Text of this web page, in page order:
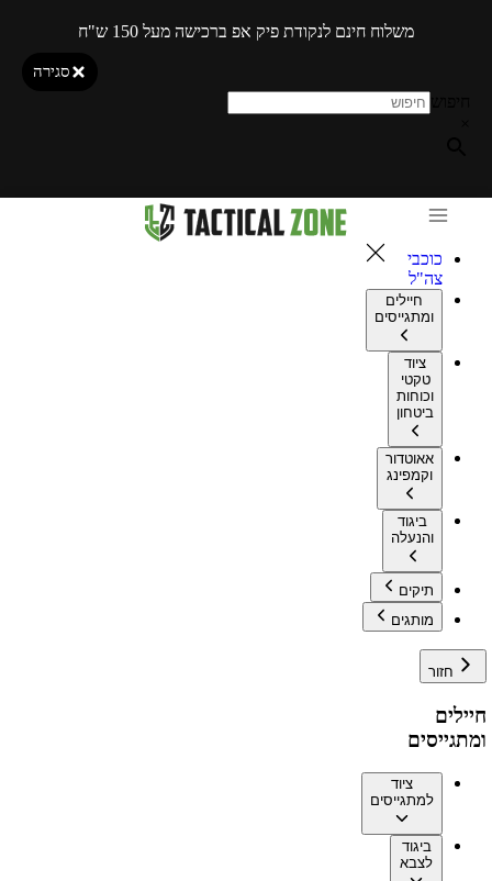
משלוח חינם לנקודת פיק אפ ברכישה מעל 150 ש"ח
סגירה
כוכבי
צה"ל
חיילים
ומתגייסים
ציוד
טקטי
וכוחות
ביטחון
אאוטדור
וקמפינג
ביגוד
והנעלה
תיקים
מותגים
חזור
חיילים
ומתגייסים
ציוד
למתגייסים
ביגוד
לצבא